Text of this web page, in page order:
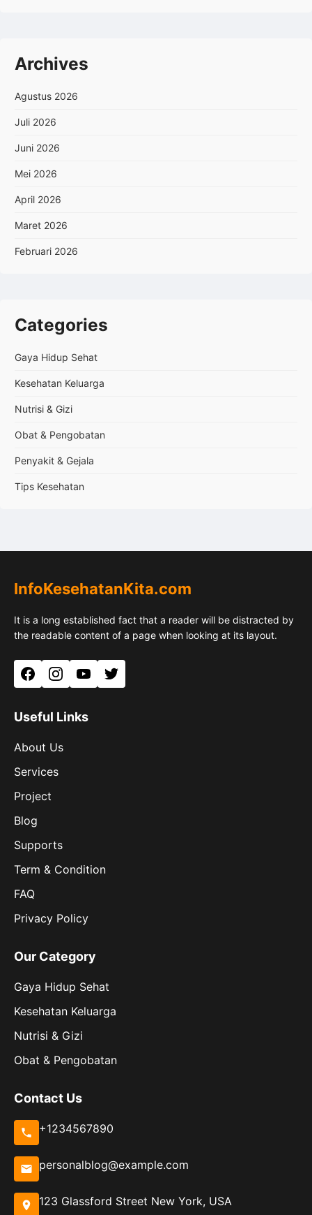
Archives
Agustus 2026
Juli 2026
Juni 2026
Mei 2026
April 2026
Maret 2026
Februari 2026
Categories
Gaya Hidup Sehat
Kesehatan Keluarga
Nutrisi & Gizi
Obat & Pengobatan
Penyakit & Gejala
Tips Kesehatan
InfoKesehatanKita.com
It is a long established fact that a reader will be distracted by
the readable content of a page when looking at its layout.
FacebookInstagramYouTubeTwitter
Useful Links
About Us
Services
Project
Blog
Supports
Term & Condition
FAQ
Privacy Policy
Our Category
Gaya Hidup Sehat
Kesehatan Keluarga
Nutrisi & Gizi
Obat & Pengobatan
Contact Us
+1234567890
personalblog@example.com
123 Glassford Street New York, USA